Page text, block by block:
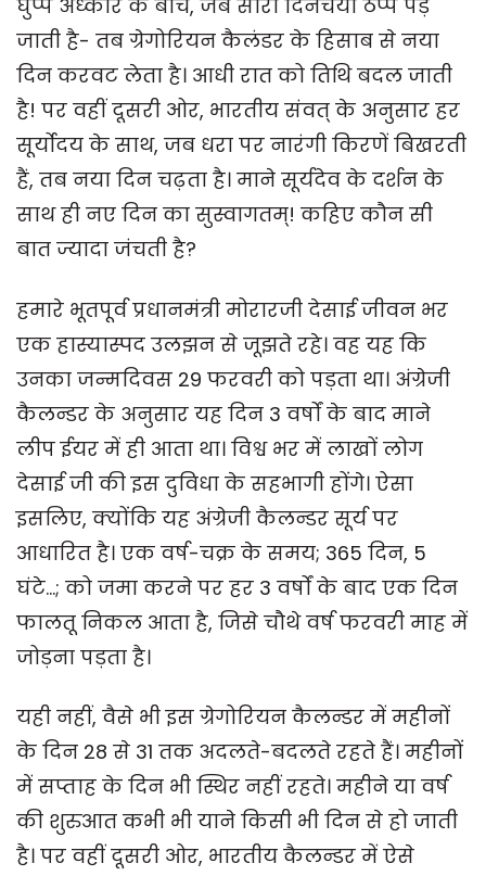
घुप्प अंध्कार के बीच, जब सारी दिनचर्या ठप्प पड़
जाती है- तब ग्रेगोरियन कैलंडर के हिसाब से नया
दिन करवट लेता है। आधी रात को तिथि बदल जाती
है! पर वहीं दूसरी ओर, भारतीय संवत् के अनुसार हर
सूर्योदय के साथ, जब धरा पर नारंगी किरणें बिखरती
हैं, तब नया दिन चढ़ता है। माने सूर्यदेव के दर्शन के
साथ ही नए दिन का सुस्वागतम्! कहिए कौन सी
बात ज्यादा जंचती है?
हमारे भूतपूर्व प्रधानमंत्री मोरारजी देसाई जीवन भर
एक हास्यास्पद उलझन से जूझते रहे। वह यह कि
उनका जन्मदिवस 29 फरवरी को पड़ता था। अंग्रेजी
कैलन्डर के अनुसार यह दिन 3 वर्षों के बाद माने
लीप ईयर में ही आता था। विश्व भर में लाखों लोग
देसाई जी की इस दुविधा के सहभागी होंगे। ऐसा
इसलिए, क्योंकि यह अंग्रेजी कैलन्डर सूर्य पर
आधारित है। एक वर्ष-चक्र के समय; 365 दिन, 5
घंटे...; को जमा करने पर हर 3 वर्षों के बाद एक दिन
फालतू निकल आता है, जिसे चौथे वर्ष फरवरी माह में
जोड़ना पड़ता है।
यही नहीं, वैसे भी इस ग्रेगोरियन कैलन्डर में महीनों
के दिन 28 से 31 तक अदलते-बदलते रहते हैं। महीनों
में सप्ताह के दिन भी स्थिर नहीं रहते। महीने या वर्ष
की शुरुआत कभी भी याने किसी भी दिन से हो जाती
है। पर वहीं दूसरी ओर, भारतीय कैलन्डर में ऐसे